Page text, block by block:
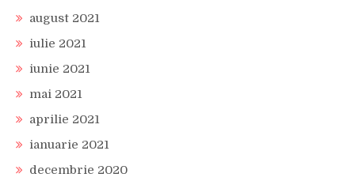
august 2021
iulie 2021
iunie 2021
mai 2021
aprilie 2021
ianuarie 2021
decembrie 2020